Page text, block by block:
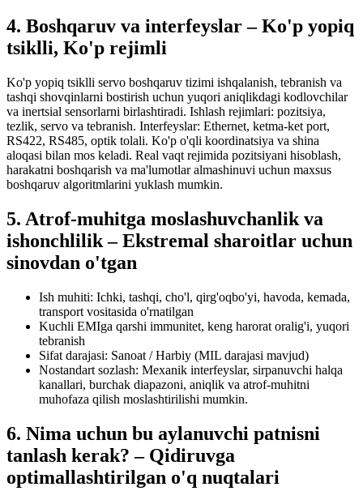
4. Boshqaruv va interfeyslar – Ko'p yopiq
tsiklli, Ko'p rejimli
Ko'p yopiq tsiklli servo boshqaruv tizimi ishqalanish, tebranish va
tashqi shovqinlarni bostirish uchun yuqori aniqlikdagi kodlovchilar
va inertsial sensorlarni birlashtiradi. Ishlash rejimlari: pozitsiya,
tezlik, servo va tebranish. Interfeyslar: Ethernet, ketma-ket port,
RS422, RS485, optik tolali. Ko'p o'qli koordinatsiya va shina
aloqasi bilan mos keladi. Real vaqt rejimida pozitsiyani hisoblash,
harakatni boshqarish va ma'lumotlar almashinuvi uchun maxsus
boshqaruv algoritmlarini yuklash mumkin.
5. Atrof-muhitga moslashuvchanlik va
ishonchlilik – Ekstremal sharoitlar uchun
sinovdan o'tgan
Ish muhiti: Ichki, tashqi, cho'l, qirg'oqbo'yi, havoda, kemada,
transport vositasida o'rnatilgan
Kuchli EMIga qarshi immunitet, keng harorat oralig'i, yuqori
tebranish
Sifat darajasi: Sanoat / Harbiy (MIL darajasi mavjud)
Nostandart sozlash: Mexanik interfeyslar, sirpanuvchi halqa
kanallari, burchak diapazoni, aniqlik va atrof-muhitni
muhofaza qilish moslashtirilishi mumkin.
6. Nima uchun bu aylanuvchi patnisni
tanlash kerak? – Qidiruvga
optimallashtirilgan o'q nuqtalari